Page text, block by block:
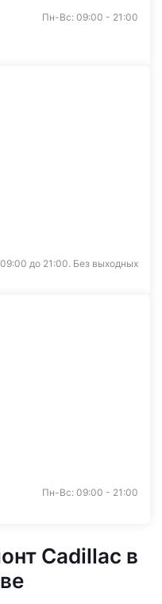
Пн-Вс: 09:00 - 21:00
до 21:00. Без выходных
Пн-Вс: 09:00 - 21:00
Cadillac в